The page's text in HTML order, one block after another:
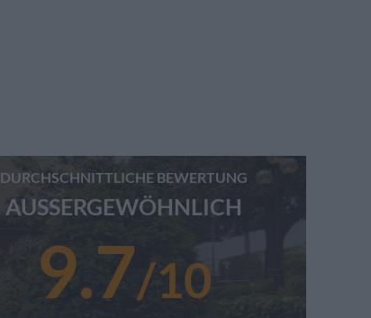
DURCHSCHNITTLICHE BEWERTUNG
AUSSERGEWÖHNLICH
9.7/10